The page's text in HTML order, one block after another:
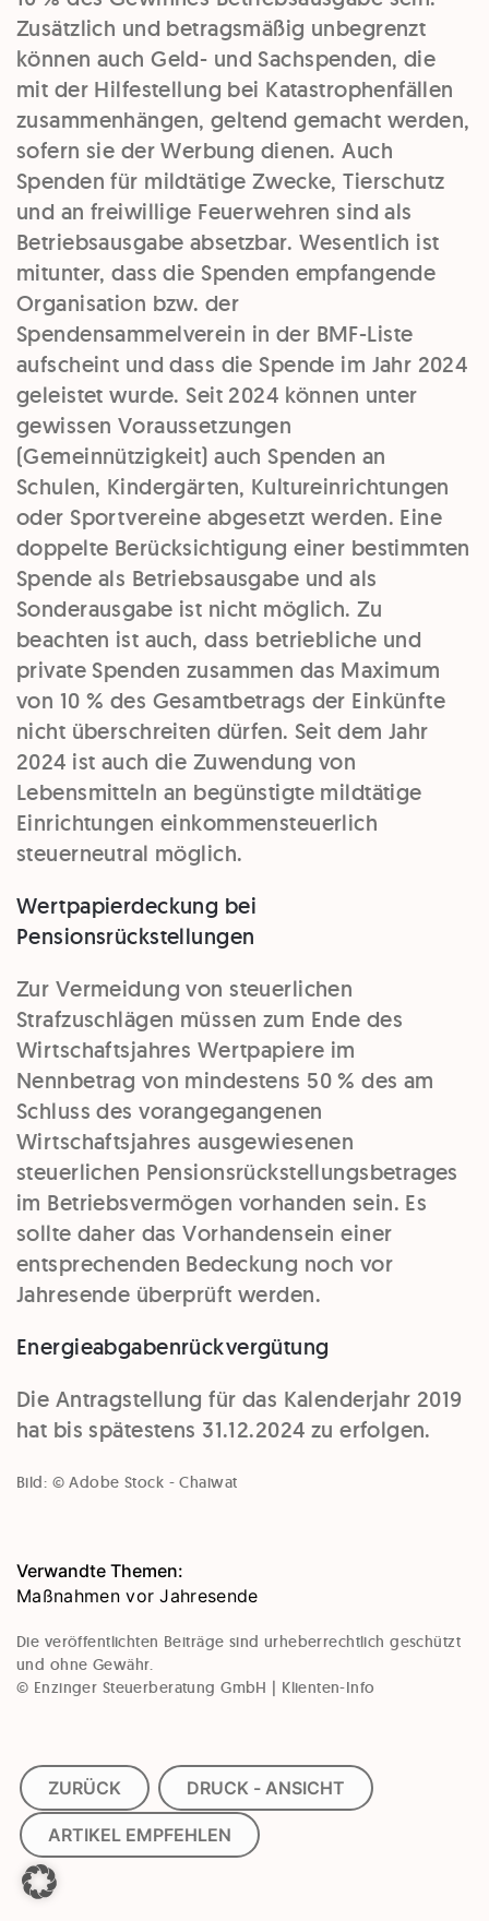
Zusätzlich und betragsmäßig unbegrenzt
können auch Geld- und Sachspenden, die
mit der Hilfestellung bei Katastrophenfällen
zusammenhängen, geltend gemacht werden,
sofern sie der Werbung dienen. Auch
Spenden für mildtätige Zwecke, Tierschutz
und an freiwillige Feuerwehren sind als
Betriebsausgabe absetzbar. Wesentlich ist
mitunter, dass die Spenden empfangende
Organisation bzw. der
Spendensammelverein in der BMF-Liste
aufscheint und dass die Spende im Jahr 2024
geleistet wurde. Seit 2024 können unter
gewissen Voraussetzungen
(Gemeinnützigkeit) auch Spenden an
Schulen, Kindergärten, Kultureinrichtungen
oder Sportvereine abgesetzt werden. Eine
doppelte Berücksichtigung einer bestimmten
Spende als Betriebsausgabe und als
Sonderausgabe ist nicht möglich. Zu
beachten ist auch, dass betriebliche und
private Spenden zusammen das Maximum
von 10 % des Gesamtbetrags der Einkünfte
nicht überschreiten dürfen. Seit dem Jahr
2024 ist auch die Zuwendung von
Lebensmitteln an begünstigte mildtätige
Einrichtungen einkommensteuerlich
steuerneutral möglich.
Wertpapierdeckung bei
Pensionsrückstellungen
Zur Vermeidung von steuerlichen
Strafzuschlägen müssen zum Ende des
Wirtschaftsjahres Wertpapiere im
Nennbetrag von mindestens 50 % des am
Schluss des vorangegangenen
Wirtschaftsjahres ausgewiesenen
steuerlichen Pensionsrückstellungsbetrages
im Betriebsvermögen vorhanden sein. Es
sollte daher das Vorhandensein einer
entsprechenden Bedeckung noch vor
Jahresende überprüft werden.
Energieabgabenrückvergütung
Die Antragstellung für das Kalenderjahr 2019
hat bis spätestens 31.12.2024 zu erfolgen.
Bild: © Adobe Stock - Chaiwat
Verwandte Themen:
Maßnahmen vor Jahresende
Die veröffentlichten Beiträge sind urheberrechtlich geschützt
und ohne Gewähr.
© Enzinger Steuerberatung GmbH | Klienten-Info
ZURÜCK DRUCK - ANSICHT
ARTIKEL EMPFEHLEN